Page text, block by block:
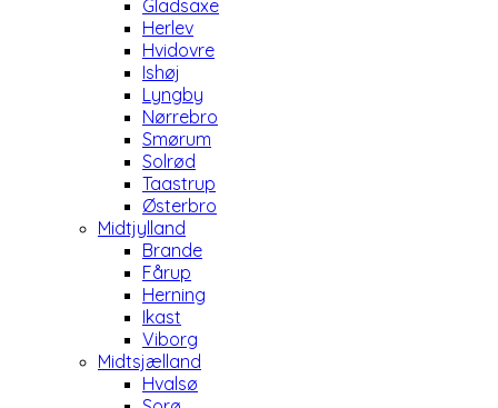
Gladsaxe
Herlev
Hvidovre
Ishøj
Lyngby
Nørrebro
Smørum
Solrød
Taastrup
Østerbro
Midtjylland
Brande
Fårup
Herning
Ikast
Viborg
Midtsjælland
Hvalsø